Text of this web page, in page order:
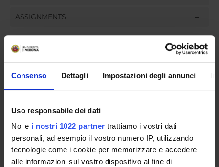
Consenso Dettagli Impostazioni degli annunci
Uso responsabile dei dati
Noi e i nostri 1022 partner trattiamo i vostri dati
personali, ad esempio il vostro numero IP, utilizzando
tecnologie come i cookie per memorizzare e accedere
alle informazioni sul vostro dispositivo al fine di
ASSIGNMENTS
GOVERNANCE
COMMITTEES
DEPARTMENT ADMINISTRATION OFFICES
STUDENT ADMINISTRATION OFFICES